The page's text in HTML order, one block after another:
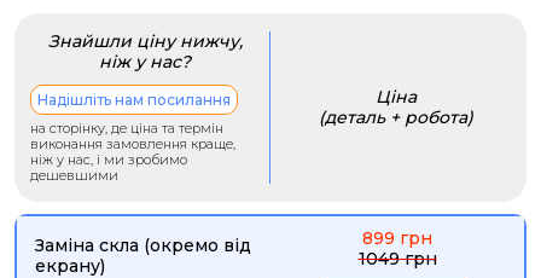
Знайшли ціну нижчу,
ніж у нас?
Надішліть нам посилання
на сторінку, де ціна та термін
виконання замовлення краще,
ніж у нас, і ми зробимо
дешевшими
Ціна
(деталь + робота)
Заміна скла (окремо від
екрану)
899 грн
1049 грн